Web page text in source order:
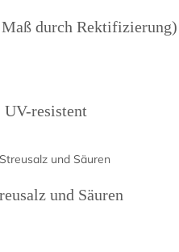
durch Rektifizierung)
UV-resistent
und Säuren